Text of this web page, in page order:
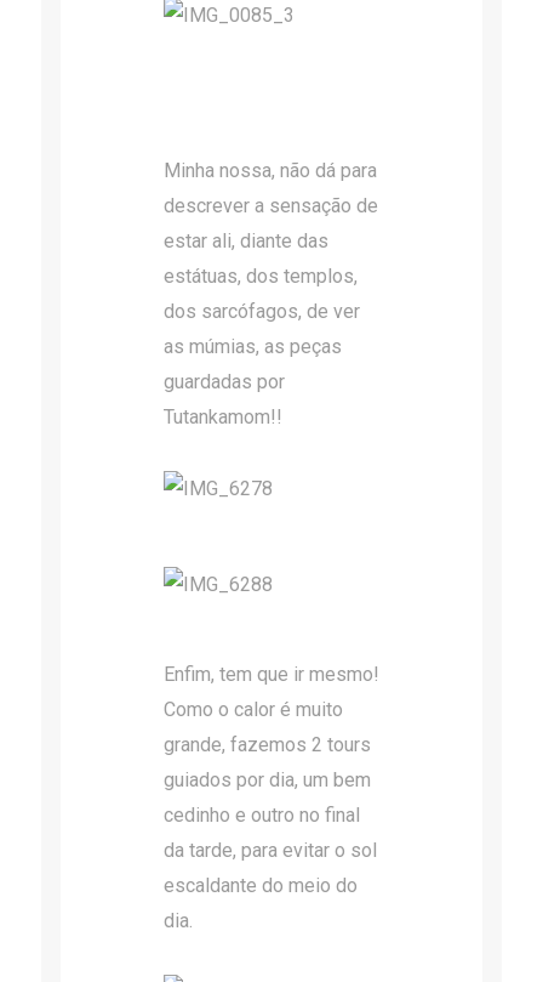
Minha nossa, não dá para
descrever a sensação de
estar ali, diante das
estátuas, dos templos,
dos sarcófagos, de ver
as múmias, as peças
guardadas por
Tutankamom!!
Enfim, tem que ir mesmo!
Como o calor é muito
grande, fazemos 2 tours
guiados por dia, um bem
cedinho e outro no final
da tarde, para evitar o sol
escaldante do meio do
dia.